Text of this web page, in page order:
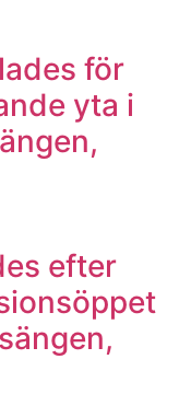
för
yta i
efter